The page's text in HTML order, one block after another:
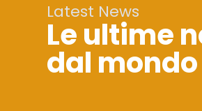
Latest News
Le ultime
dal